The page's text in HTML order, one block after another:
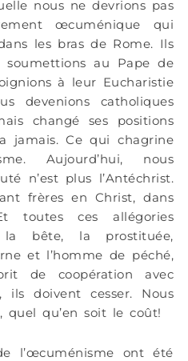
nous ne devrions pas
œcuménique qui
les bras de Rome. Ils
au Pape de
à leur Eucharistie
devenions catholiques
changé ses positions
jamais. Ce qui chagrine
Aujourd’hui, nous
n’est plus l’Antéchrist.
frères en Christ, dans
toutes ces allégories
la bête, la prostituée,
et l’homme de péché,
de coopération avec
ils doivent cesser. Nous
quel qu’en soit le coût!
l’œcuménisme ont été